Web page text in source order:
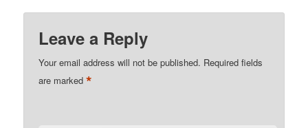
Leave a Reply
Your email address will not be published. Required fields
are marked*